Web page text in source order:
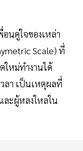
นคู่ใจของเหล่า
Scale) ที่
ใหม่ทำงานได้
ลา เป็นเหตุผลที่
ละผู้หลงใหลใน